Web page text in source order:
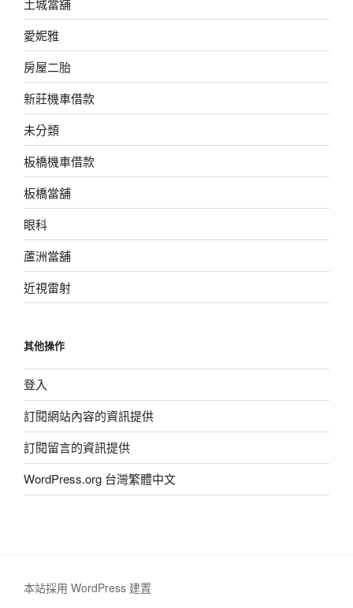
土城當舖
愛妮雅
房屋二胎
新莊機車借款
未分類
板橋機車借款
板橋當舖
眼科
蘆洲當舖
近視雷射
其他操作
登入
訂閱網站內容的資訊提供
訂閱留言的資訊提供
WordPress.org 台灣繁體中文
本站採用 WordPress 建置